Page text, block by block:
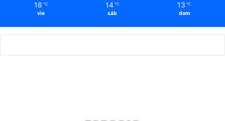
18 ℃
vie
14 ℃
sáb
13 ℃
dom